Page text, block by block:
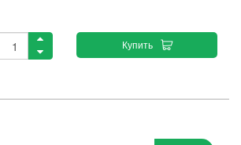
Купить